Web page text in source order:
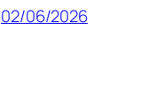
02/06/2026